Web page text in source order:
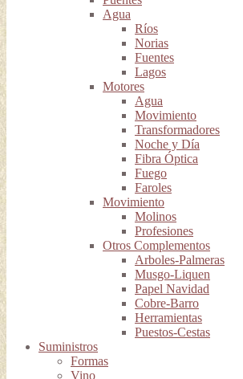
Agua
Ríos
Norias
Fuentes
Lagos
Motores
Agua
Movimiento
Transformadores
Noche y Día
Fibra Óptica
Fuego
Faroles
Movimiento
Molinos
Profesiones
Otros Complementos
Arboles-Palmeras
Musgo-Liquen
Papel Navidad
Cobre-Barro
Herramientas
Puestos-Cestas
Suministros
Formas
Vino